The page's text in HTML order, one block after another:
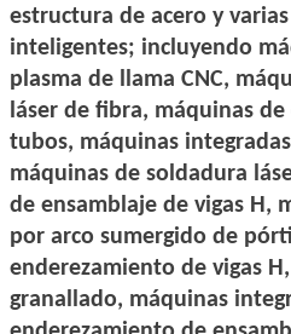
estructura de acero y
inteligentes; incluyendo
plasma de llama CNC,
láser de fibra, máquinas
tubos, máquinas
máquinas de soldadura
de ensamblaje de vigas H,
por arco sumergido de
enderezamiento de vigas
granallado, máquinas